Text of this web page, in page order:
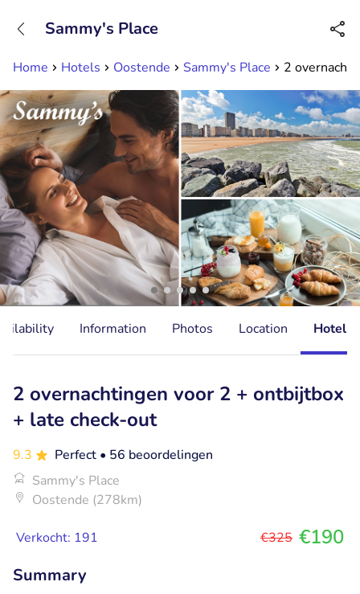
Available until 23:00
Home Hotels Oostende Sammy's Place 2
Sammy's Place
Information Photos Location Hotel
2 overnachtingen voor 2 + ontbijtbox
+ late check-out
9.3 Perfect • 56 beoordelingen
Sammy's Place
Oostende (278km)
Verkocht: 191 €325 €190
Summary